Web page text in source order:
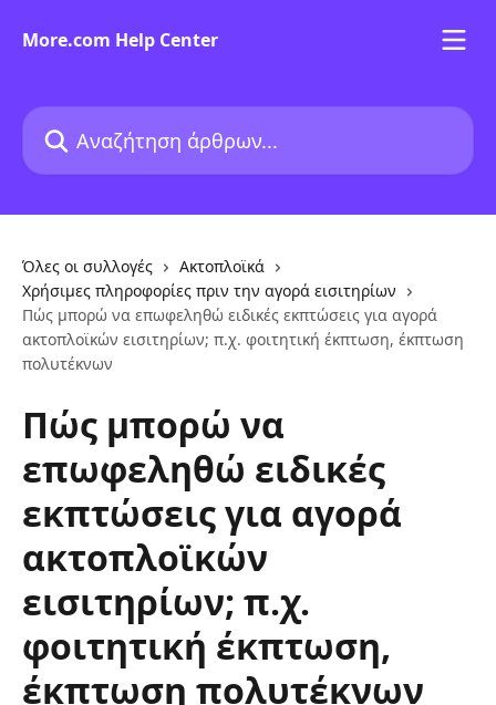
More.com Help Center
Αναζήτηση άρθρων...
Όλες οι συλλογές
Ακτοπλοϊκά
Χρήσιμες πληροφορίες πριν την αγορά εισιτηρίων
Πώς μπορώ να επωφεληθώ ειδικές εκπτώσεις για αγορά
ακτοπλοϊκών εισιτηρίων; π.χ. φοιτητική έκπτωση, έκπτωση
πολυτέκνων
Πώς μπορώ να
επωφεληθώ ειδικές
εκπτώσεις για αγορά
ακτοπλοϊκών
εισιτηρίων; π.χ.
φοιτητική έκπτωση,
έκπτωση πολυτέκνων